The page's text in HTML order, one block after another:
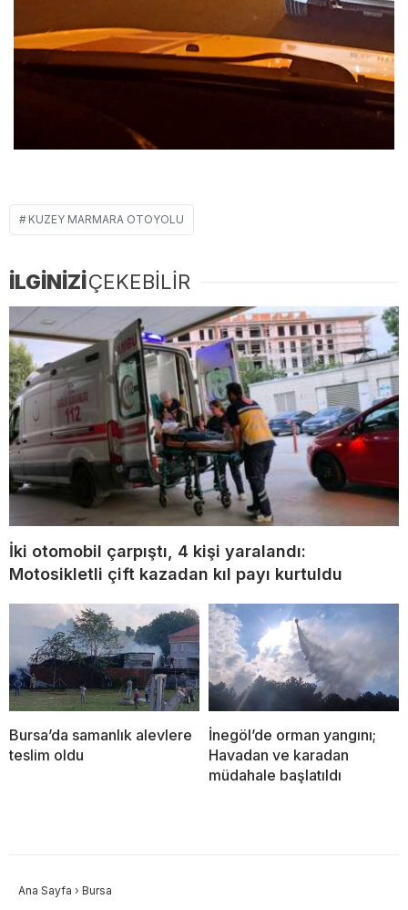
KUZEY MARMARA OTOYOLU
İLGİNİZİÇEKEBİLİR
İki otomobil çarpıştı, 4 kişi yaralandı:
Motosikletli çift kazadan kıl payı kurtuldu
Bursa’da samanlık alevlere
teslim oldu
İnegöl’de orman yangını;
Havadan ve karadan
müdahale başlatıldı
Ana Sayfa › Bursa